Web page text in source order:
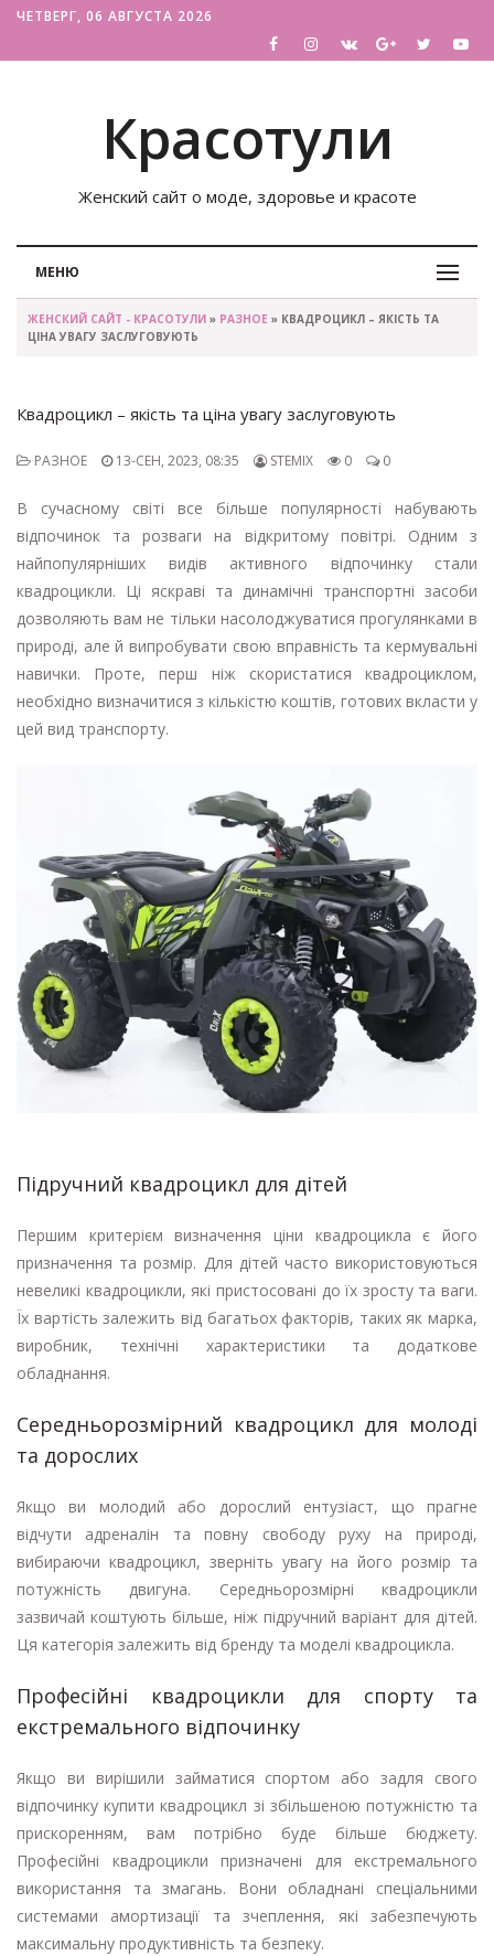
ЧЕТВЕРГ, 06 АВГУСТА 2026
Красотули
Женский сайт о моде, здоровье и красоте
МЕНЮ
ЖЕНСКИЙ САЙТ - КРАСОТУЛИ » РАЗНОЕ » КВАДРОЦИКЛ – ЯКІСТЬ ТА
ЦІНА УВАГУ ЗАСЛУГОВУЮТЬ
Квадроцикл – якість та ціна увагу заслуговують
РАЗНОЕ 13-СЕН, 2023, 08:35 STEMIX 0 0
В сучасному світі все більше популярності набувають
відпочинок та розваги на відкритому повітрі. Одним з
найпопулярніших видів активного відпочинку стали
квадроцикли. Ці яскраві та динамічні транспортні засоби
дозволяють вам не тільки насолоджуватися прогулянками в
природі, але й випробувати свою вправність та кермувальні
навички. Проте, перш ніж скористатися квадроциклом,
необхідно визначитися з кількістю коштів, готових вкласти у
цей вид транспорту.
Підручний квадроцикл для дітей
Першим критерієм визначення ціни квадроцикла є його
призначення та розмір. Для дітей часто використовуються
невеликі квадроцикли, які пристосовані до їх зросту та ваги.
Їх вартість залежить від багатьох факторів, таких як марка,
виробник, технічні характеристики та додаткове
обладнання.
Середньорозмірний квадроцикл для молоді
та дорослих
Якщо ви молодий або дорослий ентузіаст, що прагне
відчути адреналін та повну свободу руху на природі,
вибираючи квадроцикл, зверніть увагу на його розмір та
потужність двигуна. Середньорозмірні квадроцикли
зазвичай коштують більше, ніж підручний варіант для дітей.
Ця категорія залежить від бренду та моделі квадроцикла.
Професійні квадроцикли для спорту та
екстремального відпочинку
Якщо ви вирішили займатися спортом або задля свого
відпочинку купити квадроцикл зі збільшеною потужністю та
прискоренням, вам потрібно буде більше бюджету.
Професійні квадроцикли призначені для екстремального
використання та змагань. Вони обладнані спеціальними
системами амортизації та зчеплення, які забезпечують
максимальну продуктивність та безпеку.